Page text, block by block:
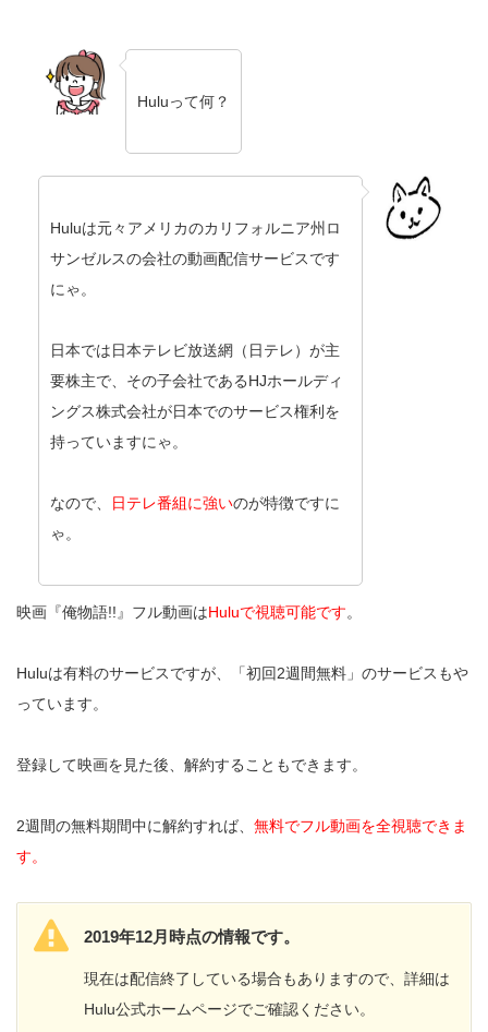
Huluって何？
Huluは元々アメリカのカリフォルニア州ロ
サンゼルスの会社の動画配信サービスです
にゃ。
日本では日本テレビ放送網（日テレ）が主
要株主で、その子会社であるHJホールディ
ングス株式会社が日本でのサービス権利を
持っていますにゃ。
なので、 日テレ番組に強いのが特徴ですに
ゃ。
映画『俺物語!!』フル動画はHuluで視聴可能です。
Huluは有料のサービスですが、「初回2週間無料」のサービスもや
っています。
登録して映画を見た後、解約することもできます。
2週間の無料期間中に解約すれば、 無料でフル動画を全視聴できま
す。
2019年12月時点の情報です。
現在は配信終了している場合もありますので、詳細は
Hulu公式ホームページでご確認ください。